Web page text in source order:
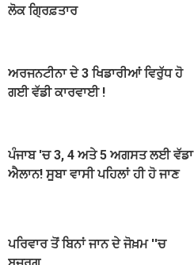
ਲੋਕ ਗ੍ਰਿਫ਼ਤਾਰ
ਅਰਜਨਟੀਨਾ ਦੇ 3 ਖਿਡਾਰੀਆਂ ਵਿਰੁੱਧ ਹੋ
ਗਈ ਵੱਡੀ ਕਾਰਵਾਈ !
ਪੰਜਾਬ 'ਚ 3, 4 ਅਤੇ 5 ਅਗਸਤ ਲਈ ਵੱਡਾ
ਐਲਾਨ! ਸੂਬਾ ਵਾਸੀ ਪਹਿਲਾਂ ਹੀ ਹੋ ਜਾਣ
ਪਰਿਵਾਰ ਤੋਂ ਬਿਨਾਂ ਜਾਨ ਦੇ ਜੋਖ਼ਮ ''ਚ